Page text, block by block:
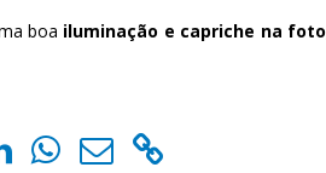
boa iluminação e capriche na foto